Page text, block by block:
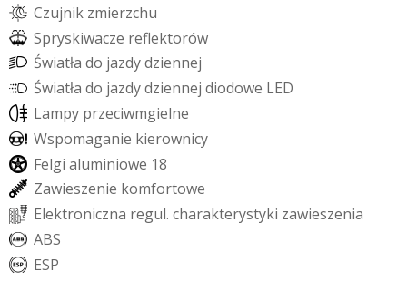
Czujnik zmierzchu
Spryskiwacze refektorów
Światła do jazdydziennej
Światła do jazdydziennej diodowe LED
Lampy przeciwmgielne
Wspomaganie kierownicy
Felgi aluminiowe 18
Zawieszenie komfortowe
Elektroniczna regul. charakterystyki zawieszenia
ABS
ESP